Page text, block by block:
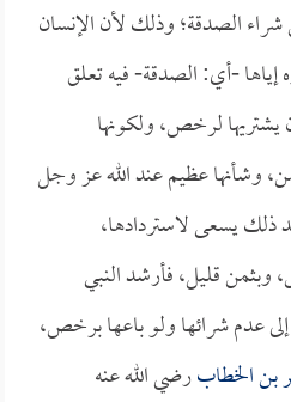
الصدقة؛ وذلك لأن الإنسان
-أي: الصدقة- فيه تعلق
يشتريها لرخص، ولكونها
وشأنها عظيم عند الله عز وجل
ذلك يسعى لاستردادها،
قليل، فأرشد النبي
عدم شرائها ولو باعها برخص،
بن الخطابرضي الله عنه